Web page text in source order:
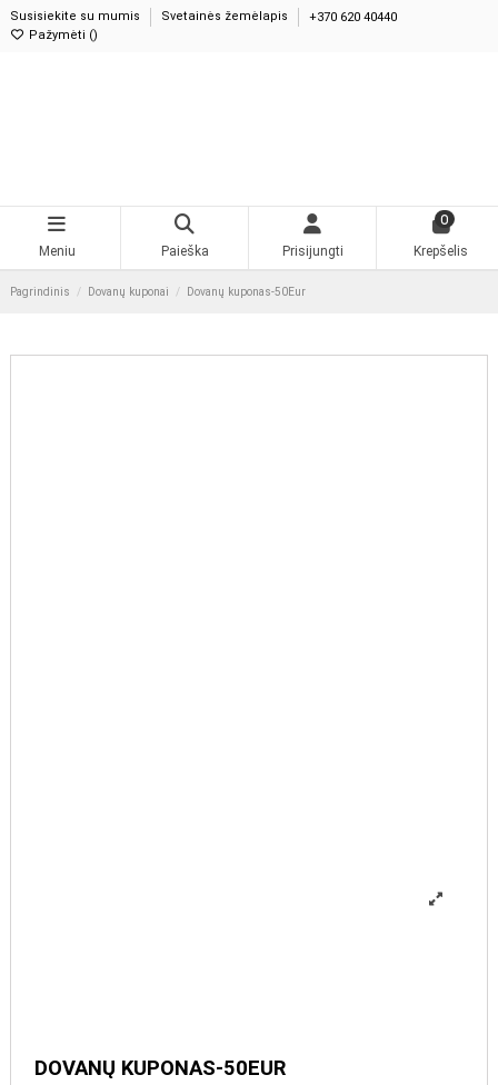
Susisiekite su mumis Svetainės žemėlapis
+370 620 40440
Pažymėti ()
Meniu Paieška Prisijungti
0
Krepšelis
Pagrindinis Dovanų kuponai Dovanų kuponas-50Eur
DOVANŲ KUPONAS-50EUR